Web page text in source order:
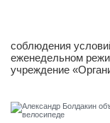
соблюдения
еженедельном
учреждение